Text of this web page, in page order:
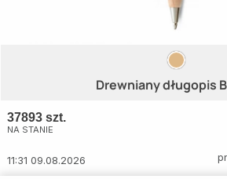
Drewniany długopis
37893 szt.
NA STANIE
11:31 09.08.2026